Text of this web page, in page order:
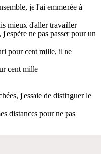
je l'ai emmenée à
mieux d'aller travailler
ne pas passer pour un
pour cent mille, il ne
cent mille
j'essaie de distinguer le
distances pour ne pas